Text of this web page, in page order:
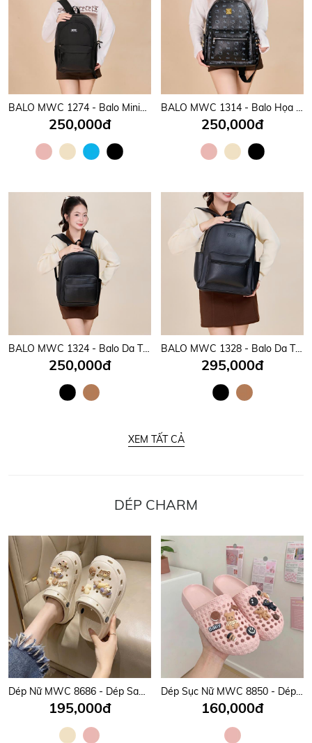
BALO MWC 1274 - Balo Minimalist Hàn Quốc Cực Xinh, Gọn Gàng, Thời Trang, Đeo Vào Là Mê.
250,000đ
BALO MWC 1314 - Balo Họa Tiết Hello Kitty Nữ Tính, Phong Cách Hàn, Nhật Cho Học sinh, Sinh Viên Dễ Thương, Năng Động.
250,000đ
BALO MWC 1324 - Balo Da Thời Trang Nam Nữ Mang Thương Hiệu Việt Của Nhà MWC Bền Đẹp, Tiện Dụng.
250,000đ
BALO MWC 1328 - Balo Da Thời Trang Nam Nữ Mang Thương Hiệu Việt Của Nhà MWC Bền Đẹp, Tiện Dụng.
295,000đ
XEM TẤT CẢ
DÉP CHARM
Dép Nữ MWC 8686 - Dép Sandal Nữ Gắn Charm Thú Cưng, Hoạt Hình Sinh Động, Cute, Êm Nhẹ, Bền Đẹp.
195,000đ
Dép Sục Nữ MWC 8850 - Dép Sục Eva Lưới Charm Gấu, Cà Phê, Hồng Pastel Ngọt Ngào, Siêu Hot.
160,000đ